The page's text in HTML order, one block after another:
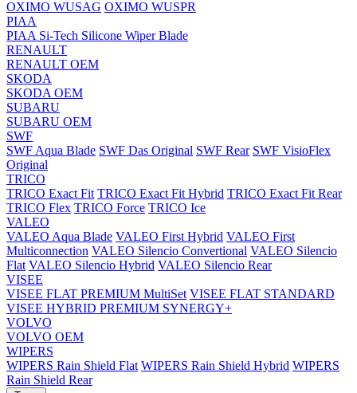
OXIMO WUSAG OXIMO WUSPR
PIAA
PIAA Si-Tech Silicone Wiper Blade
RENAULT
RENAULT OEM
SKODA
SKODA OEM
SUBARU
SUBARU OEM
SWF
SWF Aqua Blade SWF Das Original SWF Rear SWF VisioFlex
Original
TRICO
TRICO Exact Fit TRICO Exact Fit Hybrid TRICO Exact Fit Rear
TRICO Flex TRICO Force TRICO Ice
VALEO
VALEO Aqua Blade VALEO First Hybrid VALEO First
Multiconnection VALEO Silencio Convertional VALEO Silencio
Flat VALEO Silencio Hybrid VALEO Silencio Rear
VISEE
VISEE FLAT PREMIUM MultiSet VISEE FLAT STANDARD
VISEE HYBRID PREMIUM SYNERGY+
VOLVO
VOLVO OEM
WIPERS
WIPERS Rain Shield Flat WIPERS Rain Shield Hybrid WIPERS
Rain Shield Rear